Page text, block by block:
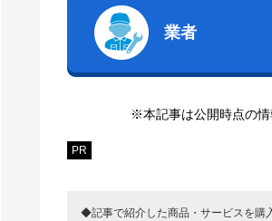
業者
※本記事は公開時点の情
PR
◆記事で紹介した商品・サービスを購